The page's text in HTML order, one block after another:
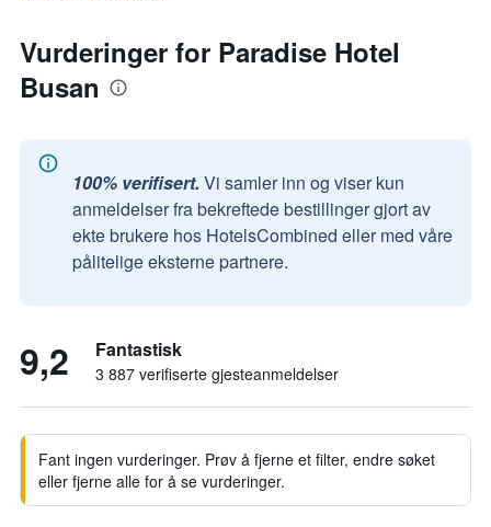
Vurderinger for Paradise Hotel
Busan
100% verifisert. Vi samler inn og viser kun
anmeldelser fra bekreftede bestillinger gjort av
ekte brukere hos HotelsCombined eller med våre
pålitelige eksterne partnere.
9,2 Fantastisk
3 887 verifiserte gjesteanmeldelser
Fant ingen vurderinger. Prøv å fjerne et filter, endre søket
eller fjerne alle for å se vurderinger.